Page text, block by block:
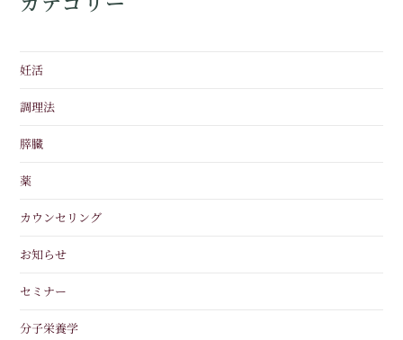
妊活
調理法
膵臓
薬
カウンセリング
お知らせ
セミナー
分子栄養学